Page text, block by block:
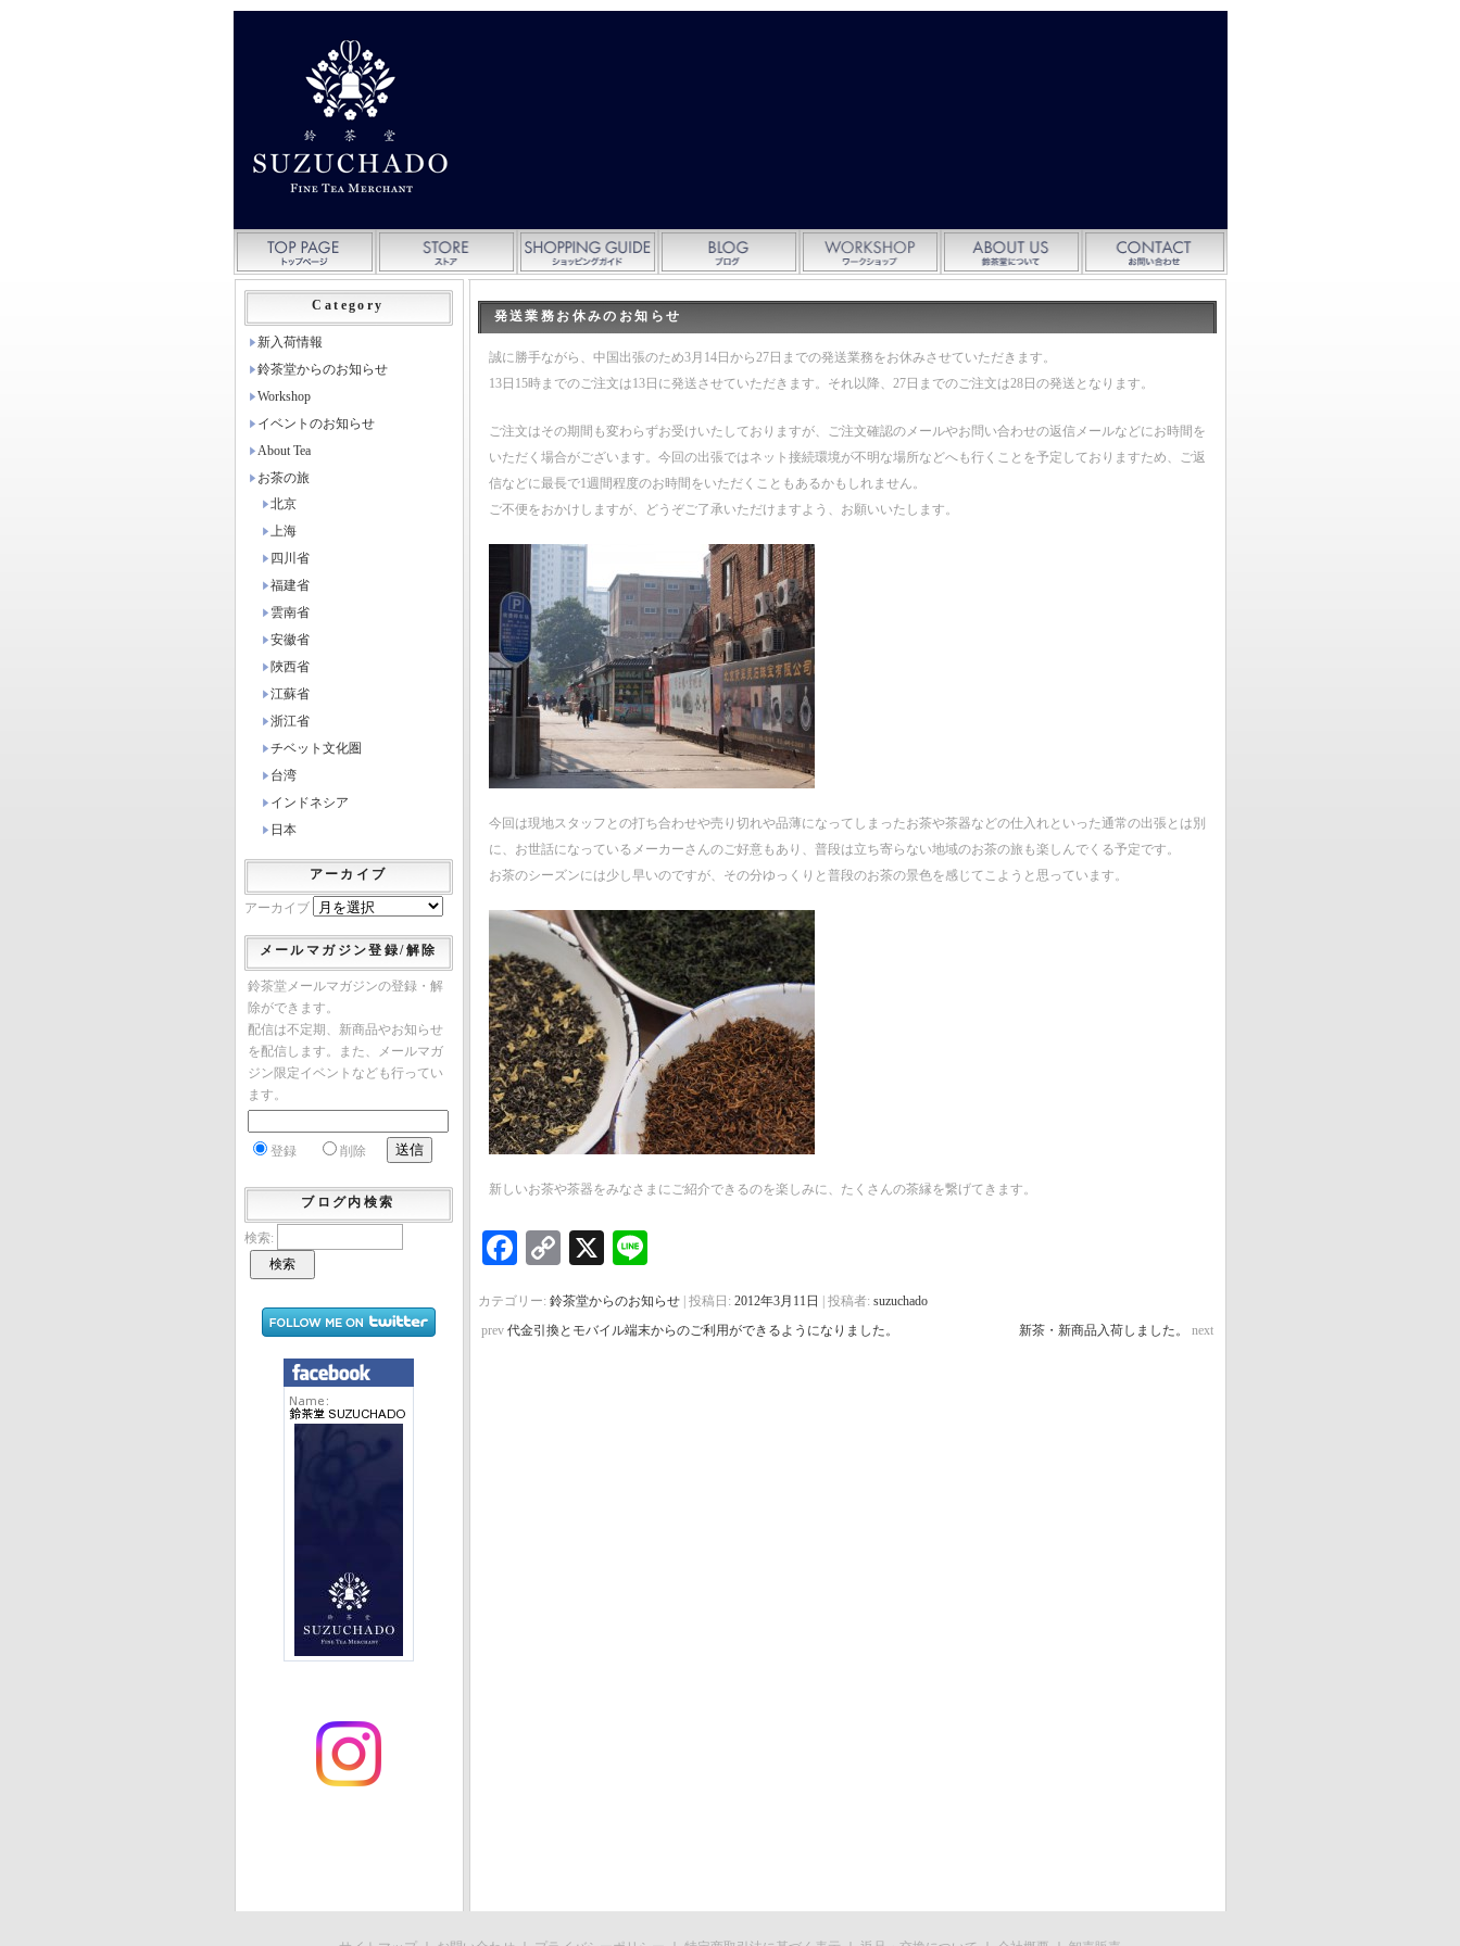
発送業務お休みのお知らせ
誠に勝手ながら、中国出張のため3月14日から27日までの発送業務をお休みさせていただきます。
13日15時までのご注文は13日に発送させていただきます。それ以降、27日までのご注文は28日の発送となります。
ご注文はその期間も変わらずお受けいたしておりますが、ご注文確認のメールやお問い合わせの返信メールなどにお時間を
いただく場合がございます。今回の出張ではネット接続環境が不明な場所などへも行くことを予定しておりますため、ご返
信などに最長で1週間程度のお時間をいただくこともあるかもしれません。
ご不便をおかけしますが、どうぞご了承いただけますよう、お願いいたします。
今回は現地スタッフとの打ち合わせや売り切れや品薄になってしまったお茶や茶器などの仕入れといった通常の出張とは別
に、お世話になっているメーカーさんのご好意もあり、普段は立ち寄らない地域のお茶の旅も楽しんでくる予定です。
お茶のシーズンには少し早いのですが、その分ゆっくりと普段のお茶の景色を感じてこようと思っています。
新しいお茶や茶器をみなさまにご紹介できるのを楽しみに、たくさんの茶縁を繋げてきます。
Facebook
Copy
X
カテゴリー: 鈴茶堂からのお知らせ| 投稿日: 2012年3月11日 投稿者: suzuchado
prev 代金引換とモバイル端末からのご利用ができるようになりました。 新茶・新商品入荷しました。 next
Category
新入荷情報
鈴茶堂からのお知らせ
Workshop
イベントのお知らせ
About Tea
お茶の旅
北京
上海
四川省
福建省
雲南省
安徽省
陜西省
江蘇省
浙江省
チベット文化圏
台湾
インドネシア
日本
アーカイブ
アーカイブ
メールマガジン登録/解除
鈴茶堂メールマガジンの登録・解
除ができます。
配信は不定期、新商品やお知らせ
を配信します。また、メールマガ
ジン限定イベントなども行ってい
ます。
登録 削除
ブログ内検索
検索: